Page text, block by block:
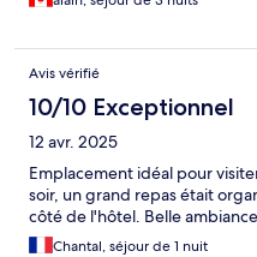
Avis vérifié
10/10 Exceptionnel
12 avr. 2025
Emplacement idéal pour
soir, un grand repas était
côté de l'hôtel. Belle
Chantal, séjour de 1 nuit